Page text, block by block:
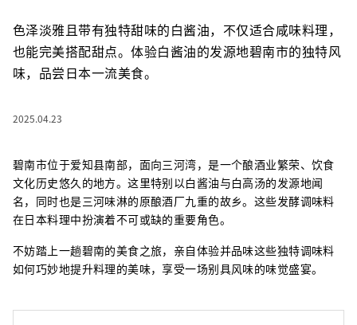
色泽淡雅且带有独特甜味的白酱油，不仅适合咸味料理，
也能完美搭配甜点。体验白酱油的发源地碧南市的独特风
味，品尝日本一流美食。
2025.04.23
碧南市位于爱知县南部，面向三河湾，是一个酿酒业繁荣、饮食
文化历史悠久的地方。这里特别以白酱油与白高汤的发源地闻
名，同时也是三河味淋的原酿酒厂九重的故乡。这些发酵调味料
在日本料理中扮演着不可或缺的重要角色。
不妨踏上一趟碧南的美食之旅，亲自体验并品味这些独特调味料
如何巧妙地提升料理的美味，享受一场别具风味的味觉盛宴。